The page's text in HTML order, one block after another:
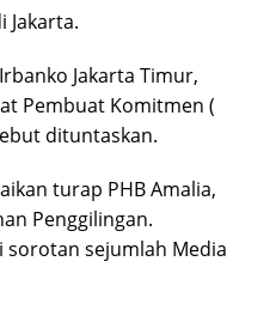
Jakarta.
Jakarta Timur,
Pembuat Komitmen (
dituntaskan.
turap PHB Amalia,
Penggilingan.
sorotan sejumlah Media